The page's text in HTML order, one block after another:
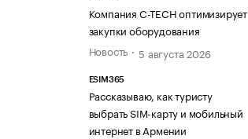
Компания C-TECH оптимизирует
закупки оборудования
Новость
5 августа 2026
ESIM365
Рассказываю, как туристу
выбрать SIM-карту и мобильный
интернет в Армении